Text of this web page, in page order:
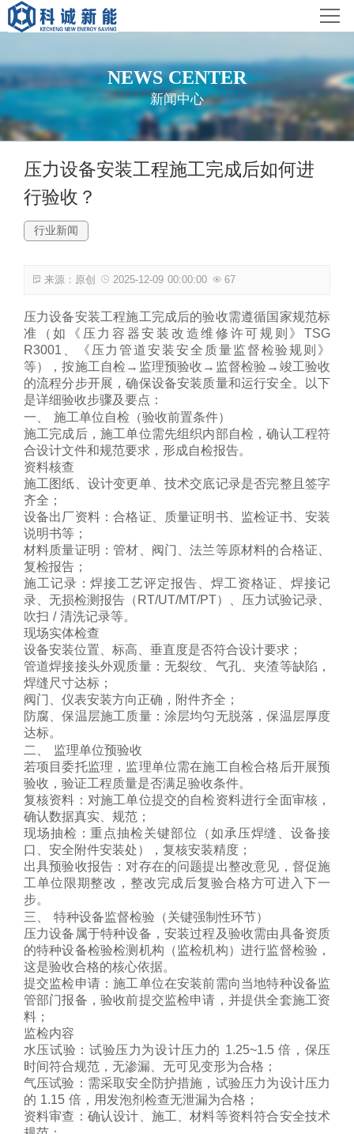
首页
科诚概况
服务范围
新闻中心
联系我们
NEWS CENTER
新闻中心
压力设备安装工程施工完成后如何进
行验收？
行业新闻
来源：原创 2025-12-09 00:00:00 67
压力设备安装工程施工完成后的验收需遵循国家规范标
准
（如《压力容器安装改造维修许可规则》TSG
R3001、《压力管道安装安全质量监督检验规则》
等），按施工自检→监理预验收→监督检验→竣工验收
的流程分步开展，确保设备安装质量和运行安全。以下
是详细验收步骤及要点：
一、 施工单位自检（验收前置条件）
施工完成后，施工单位需先组织内部自检，确认工程符
合设计文件和规范要求，形成自检报告。
资料核查
施工图纸、设计变更单、技术交底记录是否完整且签字
齐全；
设备出厂资料：合格证、质量证明书、监检证书、安装
说明书等；
材料质量证明：管材、阀门、法兰等原材料的合格证、
复检报告；
施工记录：焊接工艺评定报告、焊工资格证、焊接记
录、无损检测报告（RT/UT/MT/PT）、压力试验记录、
吹扫 / 清洗记录等。
现场实体检查
设备安装位置、标高、垂直度是否符合设计要求；
管道焊接接头外观质量：无裂纹、气孔、夹渣等缺陷，
焊缝尺寸达标；
阀门、仪表安装方向正确，附件齐全；
防腐、保温层施工质量：涂层均匀无脱落，保温层厚度
达标。
二、 监理单位预验收
若项目委托监理，监理单位需在施工自检合格后开展预
验收，验证工程质量是否满足验收条件。
复核资料 ：对施工单位提交的自检资料进行全面审核，
确认数据真实、规范；
现场抽检 ：重点抽检关键部位（如承压焊缝、设备接
口、安全附件安装处），复核安装精度；
出具预验收报告 ：对存在的问题提出整改意见，督促施
工单位限期整改，整改完成后复验合格方可进入下一
步。
三、 特种设备监督检验（关键强制性环节）
压力设备属于特种设备，安装过程及验收需由具备资质
的特种设备检验检测机构 （监检机构）进行监督检验，
这是验收合格的核心依据。
提交监检申请：施工单位在安装前需向当地特种设备监
管部门报备，验收前提交监检申请，并提供全套施工资
料；
监检内容
水压试验：试验压力为设计压力的 1.25~1.5 倍，保压
时间符合规范，无渗漏、无可见变形为合格；
气压试验：需采取安全防护措施，试验压力为设计压力
的 1.15 倍，用发泡剂检查无泄漏为合格；
资料审查 ：确认设计、施工、材料等资料符合安全技术